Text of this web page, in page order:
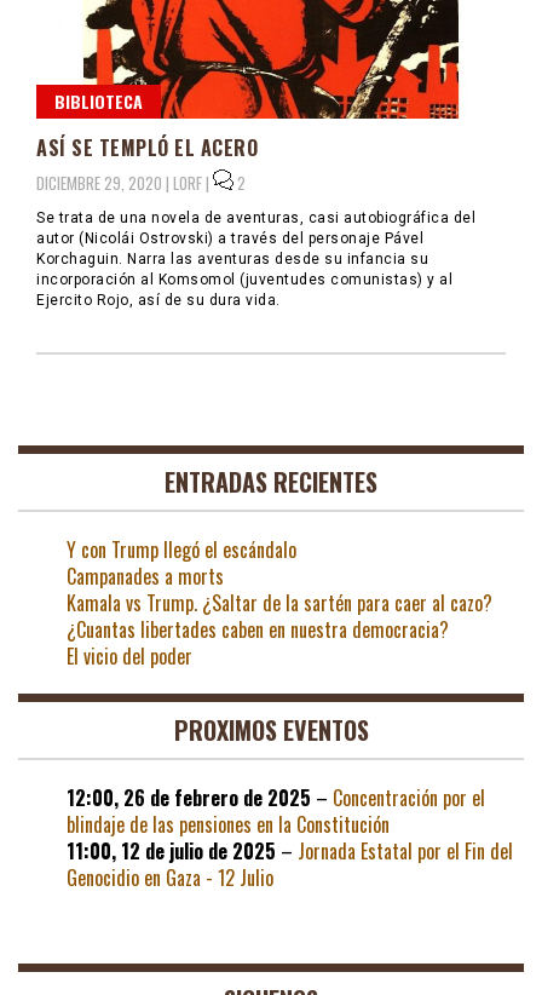
BIBLIOTECA
ASÍ SE TEMPLÓ EL ACERO
DICIEMBRE 29, 2020 | LORF| 2
Se trata de una novela de aventuras, casi autobiográfica del
autor (Nicolái Ostrovski) a través del personaje Pável
Korchaguin. Narra las aventuras desde su infancia su
incorporación al Komsomol (juventudes comunistas) y al
Ejercito Rojo, así de su dura vida.
ENTRADAS RECIENTES
Y con Trump llegó el escándalo
Campanades a morts
Kamala vs Trump. ¿Saltar de la sartén para caer al cazo?
¿Cuantas libertades caben en nuestra democracia?
El vicio del poder
PROXIMOS EVENTOS
12:00, 26 de febrero de 2025 – Concentración por el
blindaje de las pensiones en la Constitución
11:00, 12 de julio de 2025 – Jornada Estatal por el Fin del
Genocidio en Gaza - 12 Julio